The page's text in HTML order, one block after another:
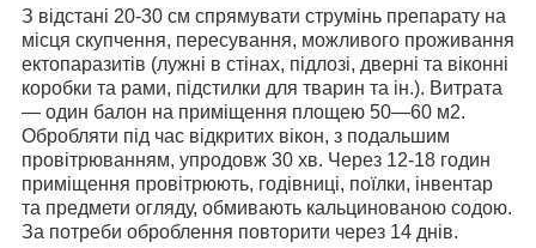
З відстані 20-30 см спрямувати струмінь препарату на
місця скупчення, пересування, можливого проживання
ектопаразитів (лужні в стінах, підлозі, дверні та віконні
коробки та рами, підстилки для тварин та ін.). Витрата
— один балон на приміщення площею 50—60 м2.
Обробляти під час відкритих вікон, з подальшим
провітрюванням, упродовж 30 хв. Через 12-18 годин
приміщення провітрюють, годівниці, поїлки, інвентар
та предмети огляду, обмивають кальцинованою содою.
За потреби оброблення повторити через 14 днів.